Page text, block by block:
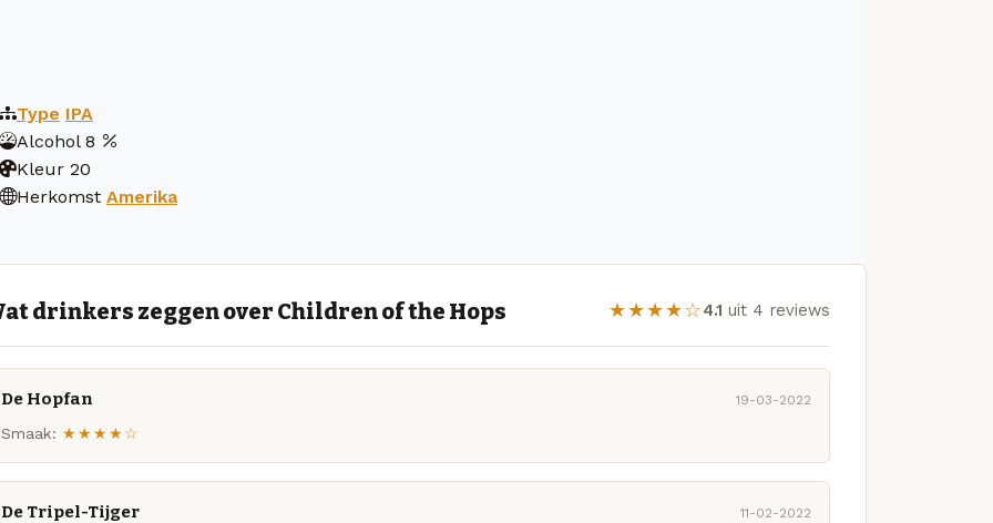
Type IPA
Alcohol 8
Kleur 20
Herkomst Amerika
drinkers zeggen over Children of the Hops ★★★★☆4.1 uit 4 reviews
De Hopfan 19-03-2022
Smaak: ★★★★☆
De Tripel-Tijger 11-02-2022